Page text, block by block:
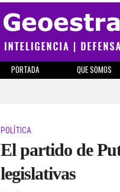
PORTADA QUE SOMOS
POLÍTICA
El partido de
legislativas